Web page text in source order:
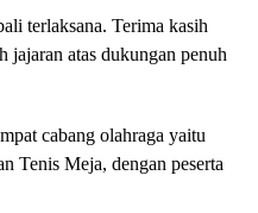
terlaksana. Terima kasih
jajaran atas dukungan penuh
cabang olahraga yaitu
Tenis Meja, dengan peserta